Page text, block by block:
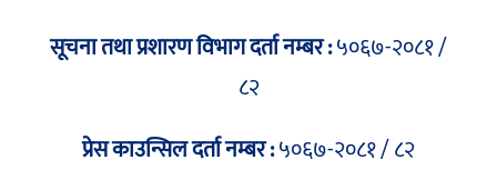
सूचना तथा प्रशारण विभाग दर्ता नम्बर :५०६७-२०८१ /
८२
प्रेस काउन्सिल दर्ता नम्बर :५०६७-२०८१ / ८२